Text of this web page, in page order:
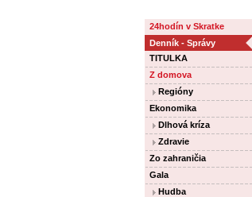
24hodín v Skratke
Denník - Správy
TITULKA
Z domova
Regióny
Ekonomika
Dlhová kríza
Zdravie
Zo zahraničia
Gala
Hudba